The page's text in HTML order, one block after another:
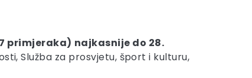
primjeraka) najkasnije do 28.
Služba za prosvjetu, šport i kulturu,